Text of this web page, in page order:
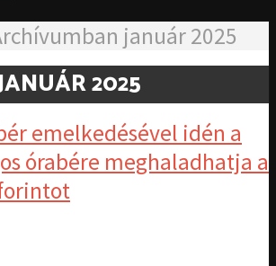
január 2025
2025